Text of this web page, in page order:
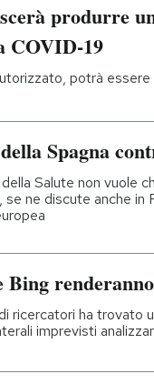
Boomer!
calcio 2026
produrre
COVID-19
potrà
Spagna
Salute non vuole
se ne discute anche in
Bing
ricercatori ha trovato
imprevisti